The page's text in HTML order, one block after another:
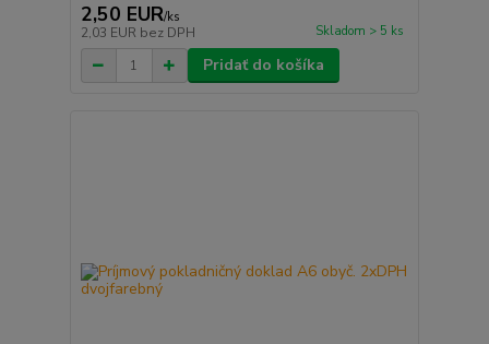
2,50 EUR/ks
2,03 EUR bez DPH Skladom > 5 ks
Pridať do košíka